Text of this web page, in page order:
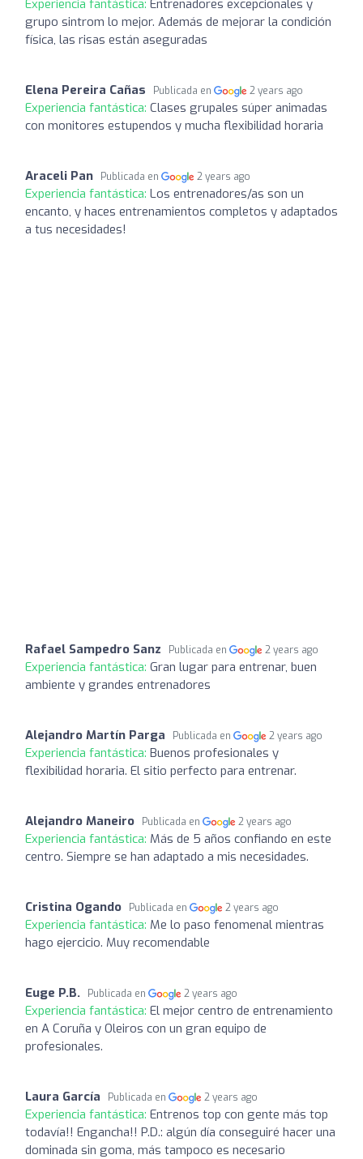
Experiencia fantástica: Entrenadores excepcionales y
grupo sintrom lo mejor. Además de mejorar la condición
física, las risas están aseguradas
Elena Pereira Cañas Publicada en 2 years ago
Experiencia fantástica: Clases grupales súper animadas
con monitores estupendos y mucha flexibilidad horaria
Araceli Pan Publicada en 2 years ago
Experiencia fantástica: Los entrenadores/as son un
encanto, y haces entrenamientos completos y adaptados
a tus necesidades!
Rafael Sampedro Sanz Publicada en 2 years ago
Experiencia fantástica: Gran lugar para entrenar, buen
ambiente y grandes entrenadores
Alejandro Martín Parga Publicada en 2 years ago
Experiencia fantástica: Buenos profesionales y
flexibilidad horaria. El sitio perfecto para entrenar.
Alejandro Maneiro Publicada en 2 years ago
Experiencia fantástica: Más de 5 años confiando en este
centro. Siempre se han adaptado a mis necesidades.
Cristina Ogando Publicada en 2 years ago
Experiencia fantástica: Me lo paso fenomenal mientras
hago ejercicio. Muy recomendable
Euge P.B. Publicada en 2 years ago
Experiencia fantástica: El mejor centro de entrenamiento
en A Coruña y Oleiros con un gran equipo de
profesionales.
Laura García Publicada en 2 years ago
Experiencia fantástica: Entrenos top con gente más top
todavía!! Engancha!! P.D.: algún día conseguiré hacer una
dominada sin goma, más tampoco es necesario